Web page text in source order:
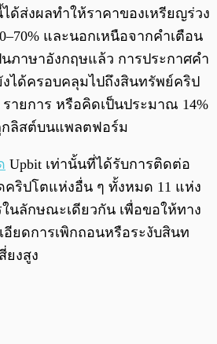
ด้ส่งผลทำให้ราคาของเหรียญร่วง
และนอกเหนือจากคำเตือน
ภาษาอังกฤษแล้ว การประกาศคำ
งได้ครอบคลุมไปถึงสินทรัพย์คริป
ายการ หรือคิดเป็นประมาณ 14%
ลิสต์บนแพลตฟอร์ม
Upbit เท่านั้นที่ได้รับการติดต่อ
คริปโตแห่งอื่น ๆ ทั้งหมด 11 แห่ง
นลักษณะเดียวกัน เพื่อขอให้ทาง
อียดการเพิกถอนหรือระงับสินท
ยงสูง